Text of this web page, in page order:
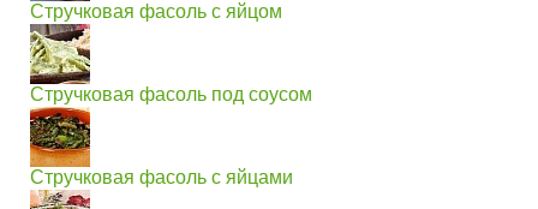
Стручковая фасоль с яйцом
Стручковая фасоль под соусом
Стручковая фасоль с яйцами